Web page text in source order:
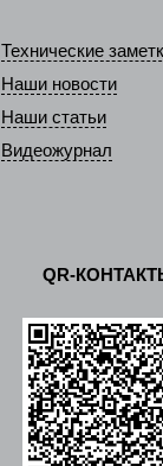
Технические
Наши новости
Наши статьи
Видеожурнал
QR-